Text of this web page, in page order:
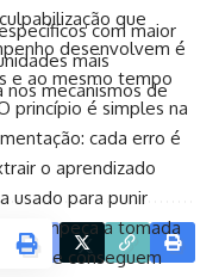
com maior
mais
mecanismos de
que
desenvolvem é
e ao mesmo tempo
princípio é simples na
cada erro é
o aprendizado
usado para punir
impeça a tomada
que conseguem